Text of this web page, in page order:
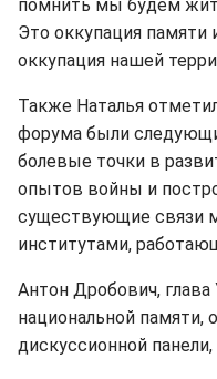
помнить мы будем
Это оккупация памяти
оккупация нашей
Также Наталья
форума были
болевые точки в
опытов войны и
существующие связи
институтами,
Антон Дробович, глава
национальной памяти,
дискуссионной